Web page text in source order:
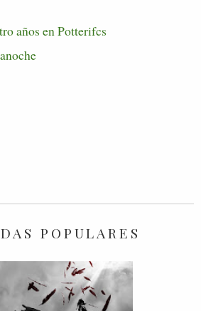
años en Potterifcs
POPULARES